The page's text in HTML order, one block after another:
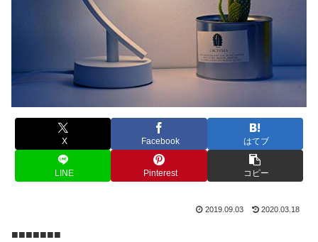
X Facebook はてブ
LINE Pinterest コピー
2019.09.03 2020.03.18
■■■■■■■